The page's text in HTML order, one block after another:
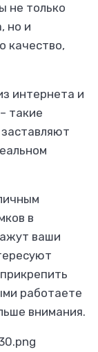
не только
но и
качество,
интернета и
такие
в
ваши
работаете
внимания.